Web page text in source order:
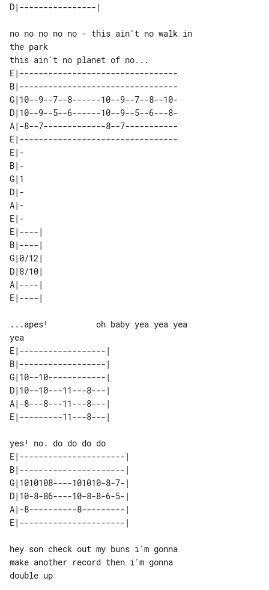
no no no no no - this ain't no walk in
this ain't no planet of no...
E|---------------------------------
B|---------------------------------
G|10--9--7--8------10--9--7--8--10-
D|10--9--5--6------10--9--5--6---8-
A|-8--7-------------8--7-----------
E|---------------------------------
E|-
B|-
G|1
D|-
A|-
E|-
E|----|
B|----|
G|0/12|
D|8/10|
A|----|
...apes!          oh baby yea yea yea
E|------------------|
B|------------------|
G|10--10------------|
D|10--10---11---8---|
A|-8---8---11---8---|
E|----------------------|
B|----------------------|
G|1010108----101010-8-7-|
D|10-8-86----10-8-8-6-5-|
A|-8----------8---------|
hey son check out my buns i'm gonna
make another record then i'm gonna